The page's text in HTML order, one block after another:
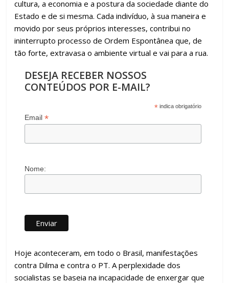
cultura, a economia e a postura da sociedade diante do
Estado e de si mesma. Cada indivíduo, à sua maneira e
movido por seus próprios interesses, contribui no
ininterrupto processo de Ordem Espontânea que, de
tão forte, extravasa o ambiente virtual e vai para a rua.
DESEJA RECEBER NOSSOS
CONTEÚDOS POR E-MAIL?
* indica obrigatório
Email*
Nome:
Hoje aconteceram, em todo o Brasil, manifestações
contra Dilma e contra o PT. A perplexidade dos
socialistas se baseia na incapacidade de enxergar que